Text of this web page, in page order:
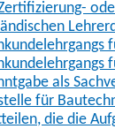
als
für
die die